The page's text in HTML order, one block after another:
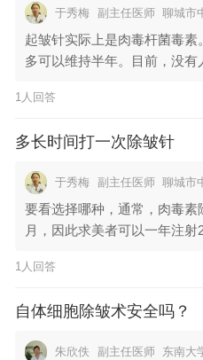
于秀梅 副主任医师 聊城市
起皱针实际上是肉毒杆菌毒
多可以维持半年。目前，没有
1人回答
多长时间打一次除皱针
于秀梅 副主任医师 聊城市
要看选择哪种，通常，肉毒素
月，因此求美者可以一年注射
1人回答
自体细胞除皱术安全吗？
朱欣佚 副主任医师 东南大